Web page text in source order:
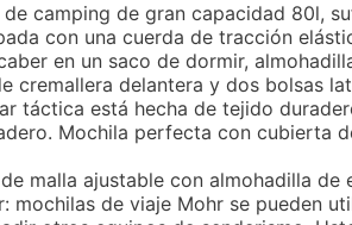
camping de gran capacidad 80l,
con una cuerda de tracción
en un saco de dormir,
cremallera delantera y dos bolsas
táctica está hecha de tejido
Mochila perfecta con cubierta
malla ajustable con almohadilla
mochilas de viaje Mohr se pueden